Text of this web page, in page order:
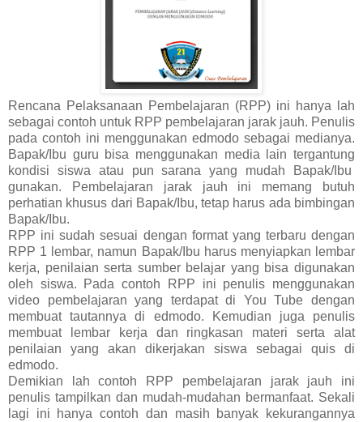
Rencana Pelaksanaan Pembelajaran (RPP) ini hanya lah
sebagai contoh untuk RPP pembelajaran jarak jauh. Penulis
pada contoh ini menggunakan edmodo sebagai medianya.
Bapak/Ibu guru bisa menggunakan media lain tergantung
kondisi siswa atau pun sarana yang mudah Bapak/Ibu
gunakan. Pembelajaran jarak jauh ini memang butuh
perhatian khusus dari Bapak/Ibu, tetap harus ada bimbingan
Bapak/Ibu.
RPP ini sudah sesuai dengan format yang terbaru dengan
RPP 1 lembar, namun Bapak/Ibu harus menyiapkan lembar
kerja, penilaian serta sumber belajar yang bisa digunakan
oleh siswa. Pada contoh RPP ini penulis menggunakan
video pembelajaran yang terdapat di You Tube dengan
membuat tautannya di edmodo. Kemudian juga penulis
membuat lembar kerja dan ringkasan materi serta alat
penilaian yang akan dikerjakan siswa sebagai quis di
edmodo.
Demikian lah contoh RPP pembelajaran jarak jauh ini
penulis tampilkan dan mudah-mudahan bermanfaat. Sekali
lagi ini hanya contoh dan masih banyak kekurangannya